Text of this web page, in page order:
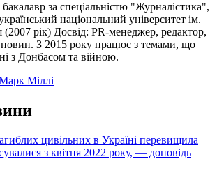
бакалавр за спеціальністю "Журналістика",
національний університет ім.
рік) Досвід: PR-менеджер, редактор,
новин. З 2015 року працює з темами, що
з Донбасом та війною.
Міллі
цивільних в Україні перевищила
з квітня 2022 року, — доповідь